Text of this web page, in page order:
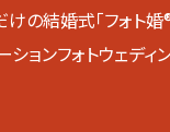
の結婚式「フォト婚®
ションフォトウェディ